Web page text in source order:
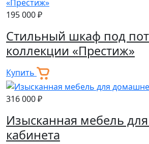
195 000 ₽
Стильный шкаф под
коллекции «Престиж»
Купить
316 000 ₽
Изысканная мебель
кабинета